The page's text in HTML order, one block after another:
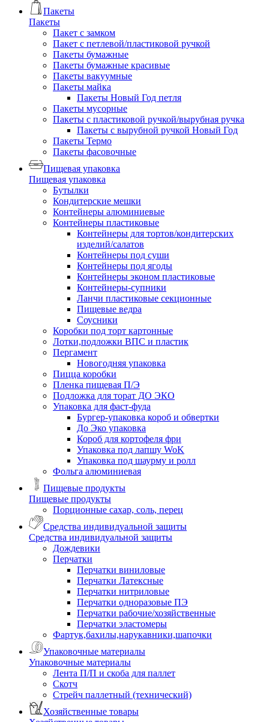
Пакеты
Пакеты
Пакет с замком
Пакет с петлевой/пластиковой ручкой
Пакеты бумажные
Пакеты бумажные красивые
Пакеты вакуумные
Пакеты майка
Пакеты Новый Год петля
Пакеты мусорные
Пакеты с пластиковой ручкой/вырубная ручка
Пакеты с вырубной ручкой Новый Год
Пакеты Термо
Пакеты фасовочные
Пищевая упаковка
Пищевая упаковка
Бутылки
Кондитерские мешки
Контейнеры алюминиевые
Контейнеры пластиковые
Контейнеры для тортов/кондитерских
изделий/салатов
Контейнеры под суши
Контейнеры под ягоды
Контейнеры эконом пластиковые
Контейнеры-супники
Ланчи пластиковые секционные
Пищевые ведра
Соусники
Коробки под торт картонные
Лотки,подложки ВПС и пластик
Пергамент
Новогодняя упаковка
Пицца коробки
Пленка пищевая П/Э
Подложка для торат ДО ЭКО
Упаковка для фаст-фуда
Бургер-упаковка короб и обвертки
До Эко упаковка
Короб для кортофеля фри
Упаковка под лапшу WoK
Упаковка под шаурму и ролл
Фольга алюминиевая
Пищевые продукты
Пищевые продукты
Порционные сахар, соль, перец
Средства индивидуальной защиты
Средства индивидуальной защиты
Дождевики
Перчатки
Перчатки виниловые
Перчатки Латексные
Перчатки нитриловые
Перчатки одноразовые ПЭ
Перчатки рабочие/хозяйственные
Перчатки эластомеры
Фартук,бахилы,нарукавники,шапочки
Упаковочные материалы
Упаковочные материалы
Лента П/П и скоба для паллет
Скотч
Стрейч паллетный (технический)
Хозяйственные товары